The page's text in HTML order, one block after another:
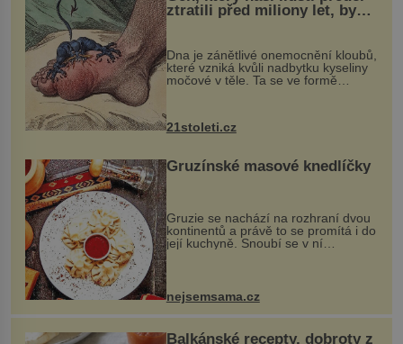
ztratili před miliony let, by
mohl pomoci s léčbou
„nemoci králů“
Dna je zánětlivé onemocnění kloubů,
které vzniká kvůli nadbytku kyseliny
močové v těle. Ta se ve formě
nohou, a způsobuje bole...
21stoleti.cz
Gruzínské masové knedlíčky
Gruzie se nachází na rozhraní dvou
kontinentů a právě to se promítá i do
její kuchyně. Snoubí se v ní
evropské a asijské chutě a díky tomu
vznikají rozmanité a chuťově bohaté
pokrmy, které rozhodně st...
nejsemsama.cz
Balkánské recepty, dobroty z